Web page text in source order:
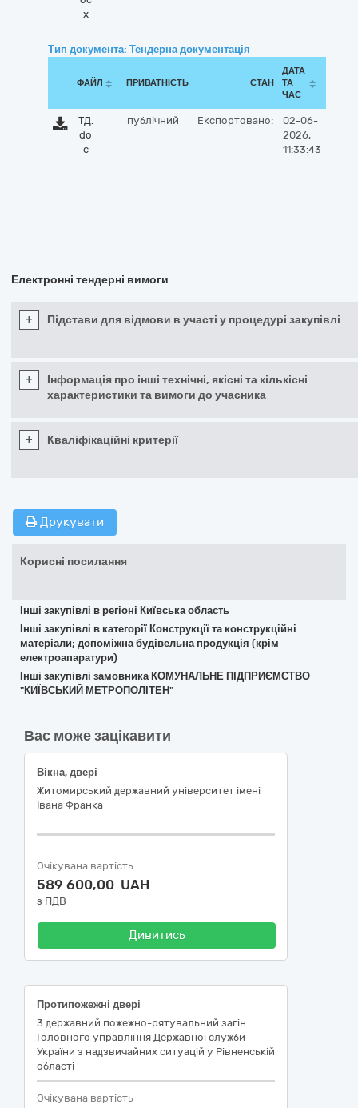
x
Тип документа: Тендерна документація
ФАЙЛ ПРИВАТНІСТЬ СТАН
ДАТА
ТА
ЧАС
ТД.
do
c
публічний Експортовано:
02-06-
2026,
11:33:43
Електронні тендерні вимоги
+ Підстави для відмови в участі у процедурі закупівлі
+
Інформація про інші технічні, якісні та кількісні
характеристики та вимоги до учасника
+ Кваліфікаційні критерії
Друкувати
Корисні посилання
Інші закупівлі в регіоні Київська область
Інші закупівлі в категорії Конструкції та конструкційні
матеріали; допоміжна будівельна продукція (крім
електроапаратури)
Інші закупівлі замовника КОМУНАЛЬНЕ ПІДПРИЄМСТВО
"КИЇВСЬКИЙ МЕТРОПОЛІТЕН"
Вас може зацікавити
Вікна, двері
Житомирський державний університет імені
Івана Франка
Очікувана вартість
589 600,00 UAH
з ПДВ
Дивитись
Протипожежні двері
3 державний пожежно-рятувальний загін
Головного управління Державної служби
України з надзвичайних ситуацій у Рівненській
області
Очікувана вартість